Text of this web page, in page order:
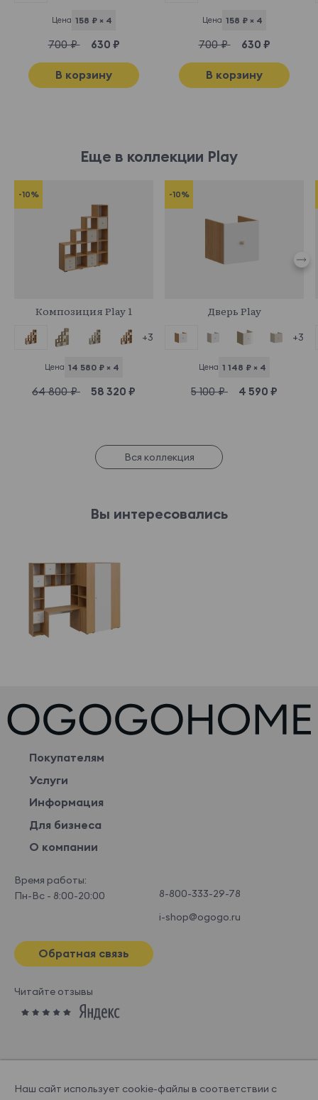
Цена 158 ₽ × 4
700 ₽ 630 ₽
В корзину
Цена 158 ₽ × 4
700 ₽ 630 ₽
В корзину
Еще в коллекции Play
-10%
Композиция Play 1
+3
Цена 14 580 ₽ × 4
64 800 ₽ 58 320 ₽
-10%
Дверь Play
+3
Цена 1 148 ₽ × 4
5 100 ₽ 4 590 ₽
Вся коллекция
Вы интересовались
Покупателям
Услуги
Информация
Для бизнеса
О компании
Время работы:
Пн-Вс - 8:00-20:00
8-800-333-29-78
i-shop@ogogo.ru
Обратная связь
Читайте отзывы
Наш сайт использует cookie-файлы в соответствии с